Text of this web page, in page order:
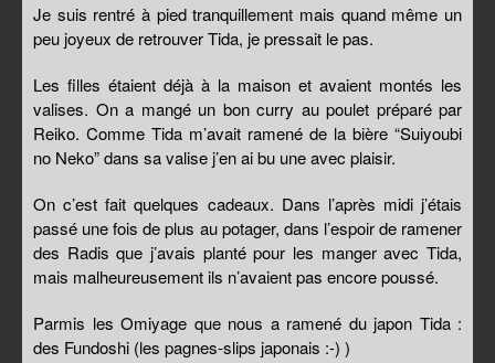
Je suis rentré à pied tranquillement mais quand même un
peu joyeux de retrouver Tida, je pressait le pas.
Les filles étaient déjà à la maison et avaient montés les
valises. On a mangé un bon curry au poulet préparé par
Reiko. Comme Tida m’avait ramené de la bière “Suiyoubi
no Neko” dans sa valise j’en ai bu une avec plaisir.
On c’est fait quelques cadeaux. Dans l’après midi j’étais
passé une fois de plus au potager, dans l’espoir de ramener
des Radis que j’avais planté pour les manger avec Tida,
mais malheureusement ils n’avaient pas encore poussé.
Parmis les Omiyage que nous a ramené du japon Tida :
des Fundoshi (les pagnes-slips japonais :-) )